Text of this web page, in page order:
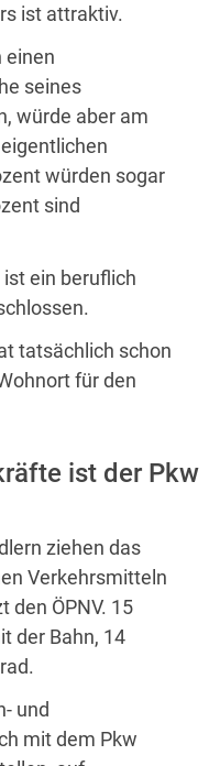
ist attraktiv.
einen
seines
würde aber am
würden sogar
sind
ein beruflich
tatsächlich schon
für den
ist der Pkw
ziehen das
Verkehrsmitteln
den ÖPNV. 15
der Bahn, 14
und
mit dem Pkw